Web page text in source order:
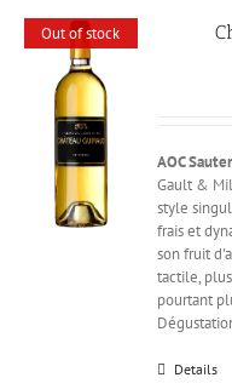
Out of stock
AOC
Gault &
style
frais et
son fruit
tactile,
pourtant
Details